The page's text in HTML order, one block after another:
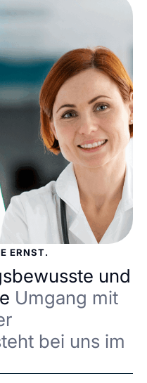
ERNST.
und
Umgang mit
bei uns im